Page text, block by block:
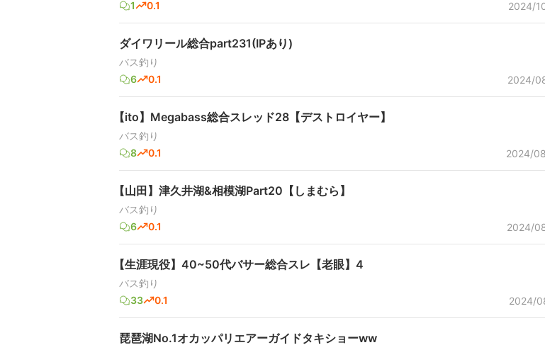
1
0.1 2024/
ダイワリール総合part231(IPあり)
バス釣り
6
0.1 2024/
【ito】Megabass総合スレッド28【デストロイヤー】
バス釣り
8
0.1 2024/
【山田】津久井湖&相模湖Part20【しまむら】
バス釣り
6
0.1 2024/
【生涯現役】40~50代バサー総合スレ【老眼】4
バス釣り
33
0.1 2024/
琵琶湖No.1オカッパリエアーガイドタキショーww